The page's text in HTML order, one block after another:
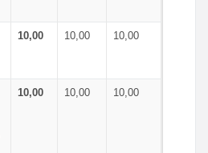
10,00 10,00 10,00
10,00 10,00 10,00